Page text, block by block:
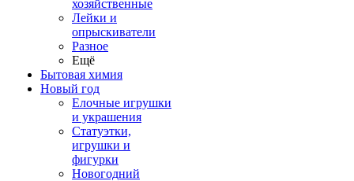
хозяйственные
Лейки и
опрыскиватели
Разное
Ещё
Бытовая химия
Новый год
Елочные игрушки
и украшения
Статуэтки,
игрушки и
фигурки
Новогодний